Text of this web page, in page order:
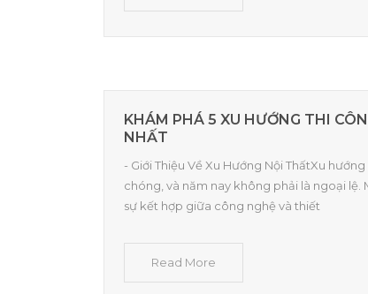
KHÁM PHÁ 5 XU HƯỚNG THI
NHẤT
- Giới Thiệu Về Xu Hướng Nội ThấtXu
chóng, và năm nay không phải là ngoại
sự kết hợp giữa công nghệ và thiết
Read More